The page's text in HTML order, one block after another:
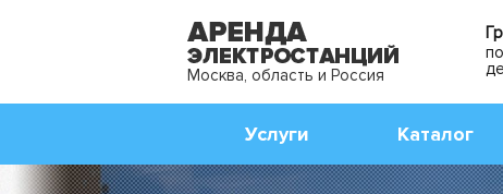
Москва, область и Россия
Услуги Каталог